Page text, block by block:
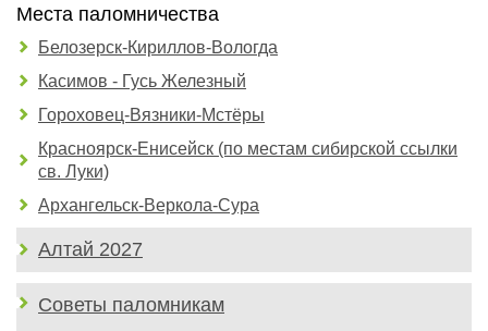
Места паломничества
Белозерск-Кириллов-Вологда
Касимов - Гусь Железный
Гороховец-Вязники-Мстёры
Красноярск-Енисейск (по местам сибирской ссылки
св. Луки)
Архангельск-Веркола-Сура
Алтай 2027
Советы паломникам